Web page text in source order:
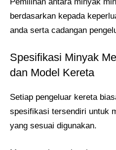
berdasarkan kepada
anda serta cadangan
Spesifikasi Minyak
dan Model Kereta
Setiap pengeluar kereta
spesifikasi tersendiri untuk
yang sesuai digunakan.